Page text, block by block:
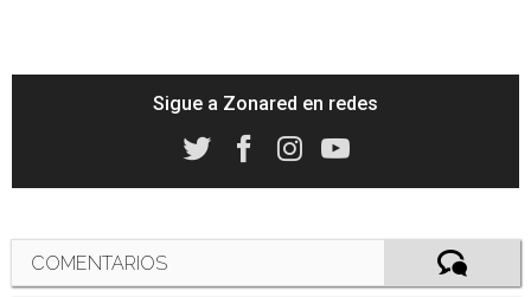
Sigue a Zonared en redes
COMENTARIOS